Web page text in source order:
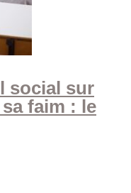
social sur
faim : le